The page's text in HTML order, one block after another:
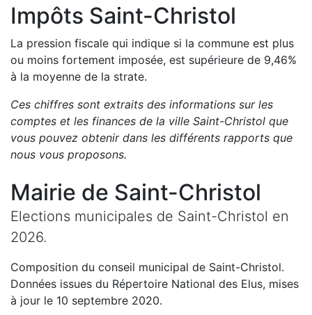
Impôts Saint-Christol
La pression fiscale qui indique si la commune est plus
ou moins fortement imposée, est supérieure de 9,46%
à la moyenne de la strate.
Ces chiffres sont extraits des informations sur les
comptes et les finances de la ville Saint-Christol que
vous pouvez obtenir dans les différents rapports que
nous vous proposons.
Mairie de Saint-Christol
Elections municipales de Saint-Christol en
2026.
Composition du conseil municipal de Saint-Christol.
Données issues du Répertoire National des Elus, mises
à jour le 10 septembre 2020.